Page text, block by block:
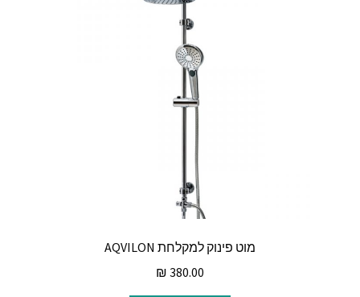
מוט פינוק למקלחת AQVILON
₪ 380.00